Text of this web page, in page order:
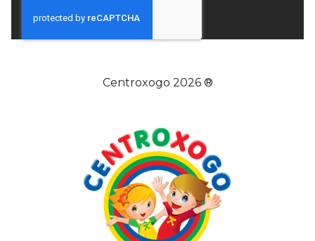
Centroxogo 2026 ®